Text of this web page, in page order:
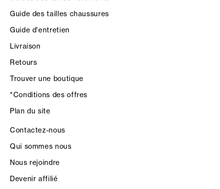
Guide des tailles chaussures
Guide d'entretien
Livraison
Retours
Trouver une boutique
*Conditions des offres
Plan du site
Contactez-nous
Qui sommes nous
Nous rejoindre
Devenir affilié